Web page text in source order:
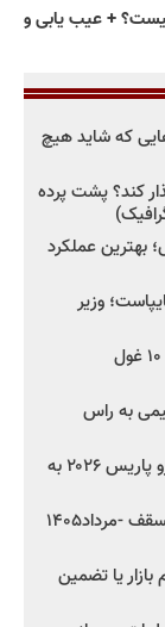
+ عیب یابی و
که شاید هیچ
کند؟ پشت پرده
بهترین عملکرد
وزیر
۳ خودروساز چینی برای نخستین بار وارد جمع ۱۰ غول
به راس
چینی‌ها به قلب اروپا رسیدند؛ نمایشگاه خودرو پاریس ۲۰۲۶ به
شروع فروش اقساطی زامیاد EX کمپرسی و مسقف -مرداد۱۴۰۵
در سال ۱۴۰۵؛ تنظیم بازار یا تضمین